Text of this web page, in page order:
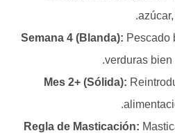
Semana 4 (Blanda):Pescado
verduras
Mes 2+ (Sólida):
Regla de Masticación: